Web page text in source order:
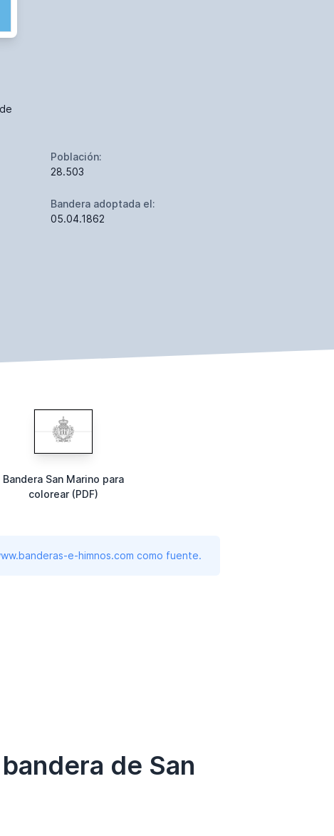
Población:
28.503
Bandera adoptada el:
05.04.1862
Bandera San Marino para
colorear (PDF)
e-himnos.com como fuente.
de San